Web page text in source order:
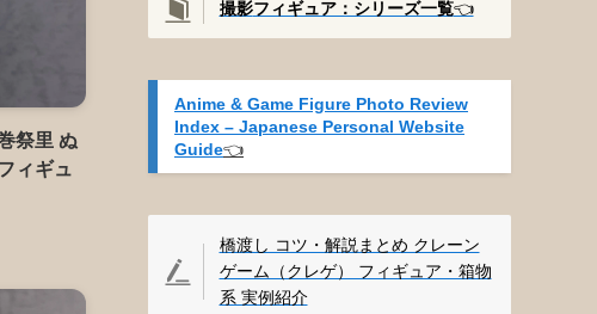
祭里 ぬ
ィギュ
撮影フィギュア：シリーズ一覧👈️
Anime & Game Figure Photo Review
Index – Japanese Personal Website
Guide👈️
橋渡し コツ・解説まとめ クレーン
ゲーム（クレゲ） フィギュア・箱物
系 実例紹介